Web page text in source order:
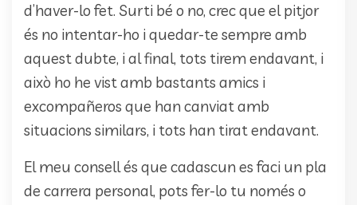
d’haver-lo fet. Surti bé o no, crec que el pitjor
és no intentar-ho i quedar-te sempre amb
aquest dubte, i al final, tots tirem endavant, i
això ho he vist amb bastants amics i
excompañeros que han canviat amb
situacions similars, i tots han tirat endavant.
El meu consell és que cadascun es faci un pla
de carrera personal, pots fer-lo tu només o